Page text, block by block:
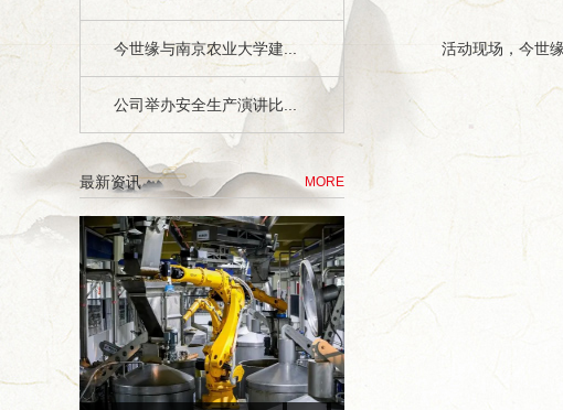
今世缘与南京农业大学建...
公司举办安全生产演讲比...
最新资讯 MORE
活动现场，今世缘